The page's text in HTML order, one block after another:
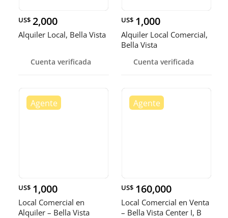
US$ 2,000
Alquiler Local, Bella Vista
Cuenta verificada
US$ 1,000
Alquiler Local Comercial,
Bella Vista
Cuenta verificada
US$ 1,000
Local Comercial en
Alquiler – Bella Vista
US$ 160,000
Local Comercial en Venta
– Bella Vista Center I, B